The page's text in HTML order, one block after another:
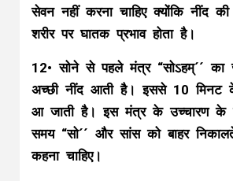
सेवन नहीं करना चाहिए क्योंकि नींद की
शरीर पर घातक प्रभाव होता है।
12• सोने से पहले मंत्र “सोऽहम्´´
अच्छी नींद आती है। इससे 10 मिनट
आ जाती है। इस मंत्र के उच्चारण के
समय “सो´´ और सांस को बाहर
कहना चाहिए।